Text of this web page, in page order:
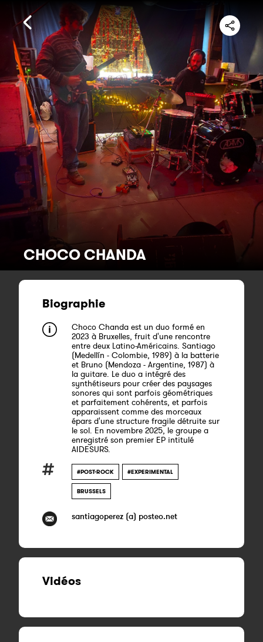
CHOCO CHANDA
Biographie
Choco Chanda est un duo formé en
2023 à Bruxelles, fruit d'une rencontre
entre deux Latino-Américains. Santiago
(Medellín - Colombie, 1989) à la batterie
et Bruno (Mendoza - Argentine, 1987) à
la guitare. Le duo a intégré des
synthétiseurs pour créer des paysages
sonores qui sont parfois géométriques
et parfaitement cohérents, et parfois
apparaissent comme des morceaux
épars d'une structure fragile détruite sur
le sol. En novembre 2025, le groupe a
enregistré son premier EP intitulé
AIDESURS.
#POST-ROCK #EXPERIMENTAL
BRUSSELS
santiagoperez (a) posteo.net
Vidéos